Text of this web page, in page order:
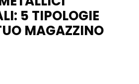
5 TIPOLOGIE
MAGAZZINO